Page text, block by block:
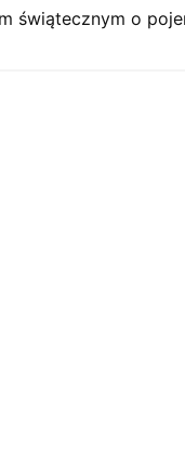
świątecznym o